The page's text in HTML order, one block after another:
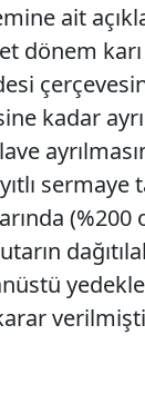
ait
dönem
kadar
(%200